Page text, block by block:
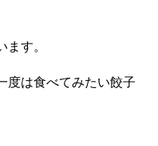
す。
度は食べてみたい餃子